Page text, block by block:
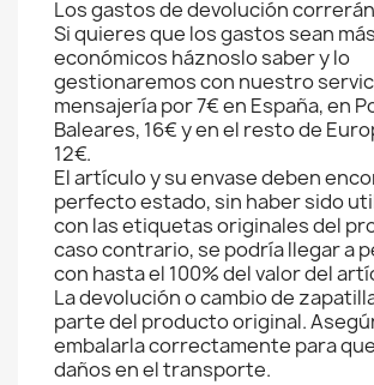
Los gastos de devolución
Si quieres que los gastos sean más
económicos háznoslo saber y lo
gestionaremos con nuestro
mensajería por 7€ en España, en
Baleares, 16€ y en el resto de
12€.
El artículo y su envase deben
perfecto estado, sin haber sido
con las etiquetas originales del
caso contrario, se podría llegar a
con hasta el 100% del valor del
La devolución o cambio de
parte del producto original.
embalarla correctamente para
daños en el transporte.